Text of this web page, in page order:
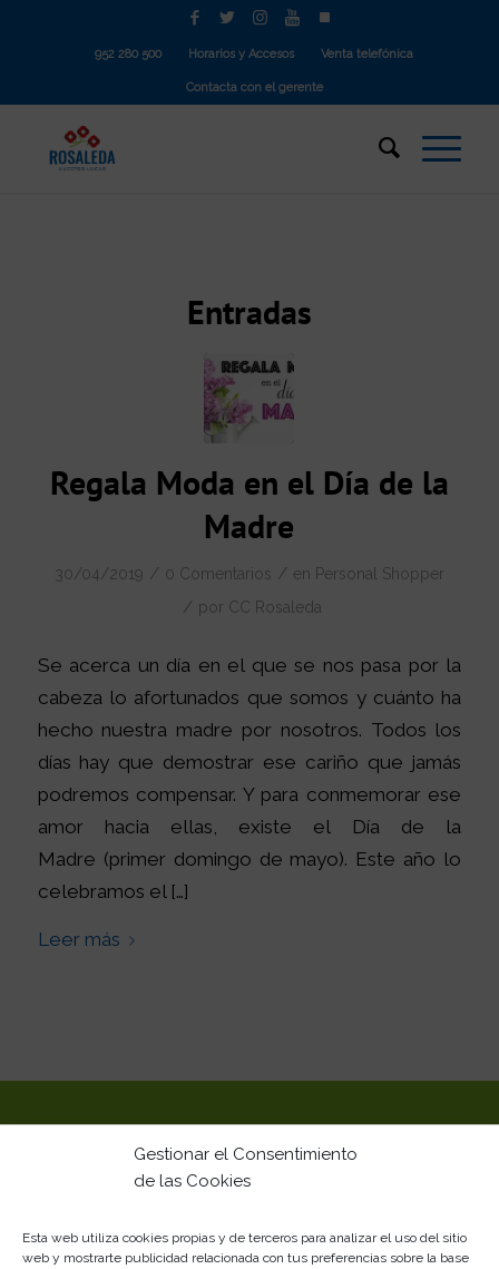
Gestionar el Consentimiento
de las Cookies
Esta web utiliza cookies propias y de terceros para analizar el uso del sitio
web y mostrarte publicidad relacionada con tus preferencias sobre la base
952 280 500 Horarios y Accesos Venta telefónica
Contacta con el gerente
Entradas
Regala Moda en el Día de la
Madre
30/04/2019 / 0 Comentarios / en Personal Shopper
/ por CC Rosaleda
Se acerca un día en el que se nos pasa por la
cabeza lo afortunados que somos y cuánto ha
hecho nuestra madre por nosotros. Todos los
días hay que demostrar ese cariño que jamás
podremos compensar. Y para conmemorar ese
amor hacia ellas, existe el Día de la
Madre (primer domingo de mayo). Este año lo
celebramos el […]
Leer más
CENTRO COMERCIAL ROSALEDA
calidad.